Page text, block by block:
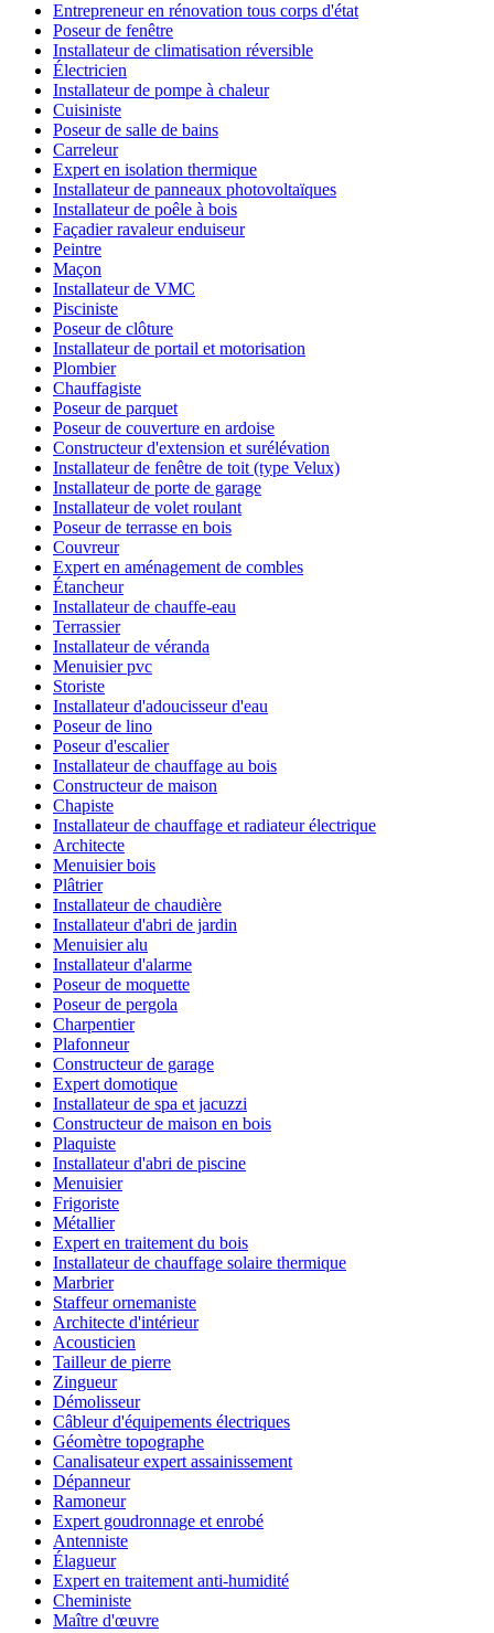
Entrepreneur en rénovation tous corps d'état
Poseur de fenêtre
Installateur de climatisation réversible
Électricien
Installateur de pompe à chaleur
Cuisiniste
Poseur de salle de bains
Carreleur
Expert en isolation thermique
Installateur de panneaux photovoltaïques
Installateur de poêle à bois
Façadier ravaleur enduiseur
Peintre
Maçon
Installateur de VMC
Pisciniste
Poseur de clôture
Installateur de portail et motorisation
Plombier
Chauffagiste
Poseur de parquet
Poseur de couverture en ardoise
Constructeur d'extension et surélévation
Installateur de fenêtre de toit (type Velux)
Installateur de porte de garage
Installateur de volet roulant
Poseur de terrasse en bois
Couvreur
Expert en aménagement de combles
Étancheur
Installateur de chauffe-eau
Terrassier
Installateur de véranda
Menuisier pvc
Storiste
Installateur d'adoucisseur d'eau
Poseur de lino
Poseur d'escalier
Installateur de chauffage au bois
Constructeur de maison
Chapiste
Installateur de chauffage et radiateur électrique
Architecte
Menuisier bois
Plâtrier
Installateur de chaudière
Installateur d'abri de jardin
Menuisier alu
Installateur d'alarme
Poseur de moquette
Poseur de pergola
Charpentier
Plafonneur
Constructeur de garage
Expert domotique
Installateur de spa et jacuzzi
Constructeur de maison en bois
Plaquiste
Installateur d'abri de piscine
Menuisier
Frigoriste
Métallier
Expert en traitement du bois
Installateur de chauffage solaire thermique
Marbrier
Staffeur ornemaniste
Architecte d'intérieur
Acousticien
Tailleur de pierre
Zingueur
Démolisseur
Câbleur d'équipements électriques
Géomètre topographe
Canalisateur expert assainissement
Dépanneur
Ramoneur
Expert goudronnage et enrobé
Antenniste
Élagueur
Expert en traitement anti-humidité
Cheministe
Maître d'œuvre